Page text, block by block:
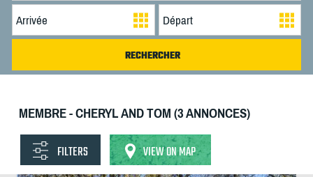
MEMBRE - CHERYL AND TOM (3 ANNONCES)
FILTERS VIEW ON MAP